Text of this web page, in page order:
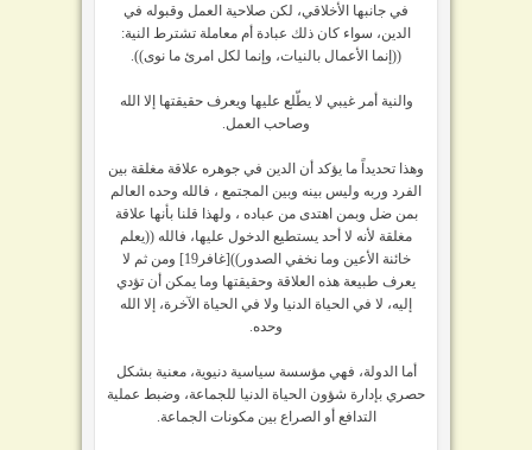
في جانبها الأخلاقي، لكن صلاحية العمل وقبوله في
الدين، سواء كان ذلك عبادة أم معاملة تشترط النية:
((إنما الأعمال بالنيات، وإنما لكل امرئ ما نوى)).
والنية أمر غيبي لا يطّلع عليها ويعرف حقيقتها إلا الله
وصاحب العمل.
وهذا تحديداً ما يؤكد أن الدين في جوهره علاقة مغلقة بين
الفرد وربه وليس بينه وبين المجتمع ، فالله وحده العالم
بمن ضل وبمن اهتدى من عباده ، ولهذا قلنا بأنها علاقة
مغلقة لأنه لا أحد يستطيع الدخول عليها، فالله ((يعلم
خائنة الأعين وما نخفي الصدور))[غافر19] ومن ثم لا
يعرف طبيعة هذه العلاقة وحقيقتها وما يمكن أن تؤدي
إليه، لا في الحياة الدنيا ولا في الحياة الآخرة، إلا الله
وحده.
أما الدولة، فهي مؤسسة سياسية دنيوية، معنية بشكل
حصري بإدارة شؤون الحياة الدنيا للجماعة، وضبط عملية
التدافع أو الصراع بين مكونات الجماعة.